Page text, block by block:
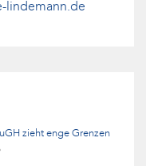
lindemann.de
zieht enge Grenzen